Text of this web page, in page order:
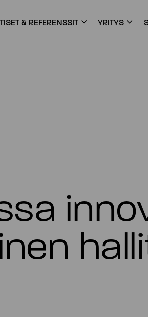
& REFERENSSIT YRITYS